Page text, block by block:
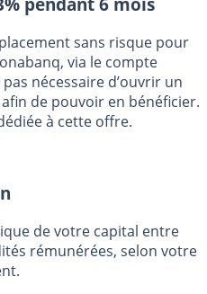
3% pendant 6 mois
sans risque pour
via le compte
nécessaire d’ouvrir un
de pouvoir en bénéficier.
à cette offre.
de votre capital entre